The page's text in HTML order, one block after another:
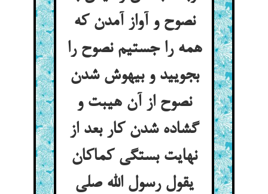
نصوح و آواز آمدن که
همه را جستیم نصوح را
بجویید و بیهوش شدن
نصوح از آن هیبت و
گشاده شدن کار بعد از
نهایت بستگی کماکان
یقول رسول الله صلی